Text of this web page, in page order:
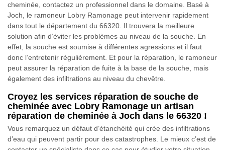
cheminée, contactez un professionnel dans le domaine. Basé à
Joch, le ramoneur Lobry Ramonage peut intervenir rapidement
dans tout le département du 66320. Il trouvera la meilleure
solution afin d’éviter les problèmes au niveau de la souche. En
effet, la souche est soumise à différentes agressions et il faut
donc l’entretenir régulièrement. Et pour la réparation, le ramoneur
peut assurer la réparation de fuite à la base de la souche, mais
également des infiltrations au niveau du chevêtre.
Croyez les services réparation de souche de
cheminée avec Lobry Ramonage un artisan
réparation de cheminée à Joch dans le 66320 !
Vous remarquez un défaut d’étanchéité qui crée des infiltrations
d’eau qui peuvent partir pour des catastrophes. Le mieux c’est de